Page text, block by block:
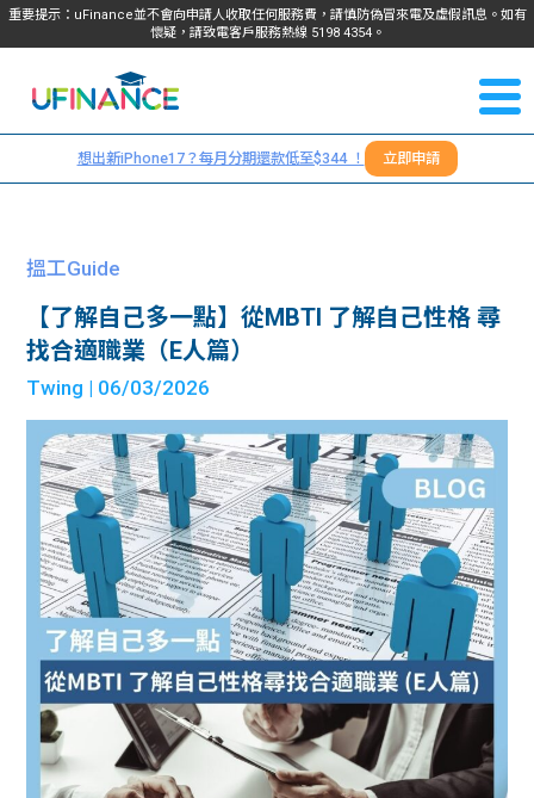
重要提示：uFinance並不會向申請人收取任何服務費，請慎防偽冒來電及虛假訊息。如有
懷疑，請致電客戶服務熱線 5198 4354。
我們
服務
貸款
貸款
計算
機
學生
故事
分享
資訊
Blog
大專
生筍
工推
介
搵工
常見
問題
學生
福利
uFina
nce
聯絡
我們
們
＋
想出新iPhone17？每月分期還款低至$344 ！ 立即申請
搵工Guide
【了解自己多一點】從MBTI 了解自己性格 尋
找合適職業（E人篇）
Twing | 06/03/2026